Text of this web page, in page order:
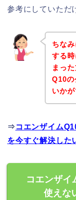
参考にしていただ
ちな
する
まっ
Q10の
いか
⇒ コエンザイム
を今すぐ解決した
コエンザイ
使えな